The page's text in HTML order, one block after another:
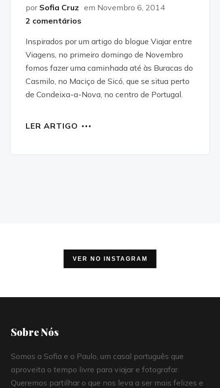
por Sofia Cruz em Novembro 6, 2014
2 comentários
Inspirados por um artigo do blogue Viajar entre
Viagens, no primeiro domingo de Novembro
fomos fazer uma caminhada até às Buracas do
Casmilo, no Maciço de Sicó, que se situa perto
de Condeixa-a-Nova, no centro de Portugal.
LER ARTIGO
VER NO INSTAGRAM
Sobre Nós
Somos a Sofia e o Paulo, um casal português que
aproveita o tempo livre para viajar e fotografar.
Queremos partilhar o que nos leva a ser mais felizes e